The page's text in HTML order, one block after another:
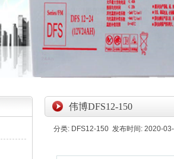
伟博DFS12-150
分类: DFS12-150 发布时间: 2020-